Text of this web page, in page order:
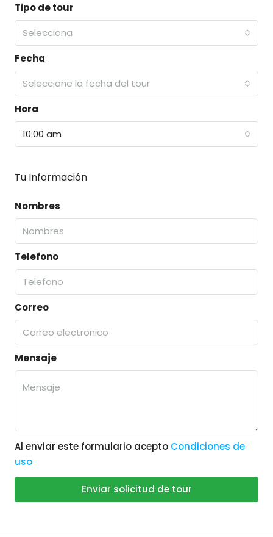
Tipo de tour
Selecciona
Fecha
Seleccione la fecha del tour
Hora
10:00 am
Tu Información
Nombres
Telefono
Correo
Mensaje
Al enviar este formulario acepto Condiciones de
uso
Enviar solicitud de tour